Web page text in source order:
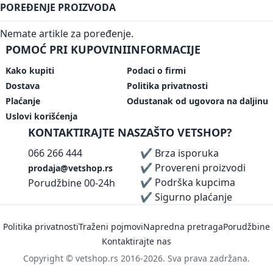
POREĐENJE PROIZVODA
Nemate artikle za poređenje.
POMOĆ PRI KUPOVINI
Kako kupiti
Dostava
Plaćanje
Uslovi korišćenja
INFORMACIJE
Podaci o firmi
Politika privatnosti
Odustanak od ugovora na daljinu
KONTAKTIRAJTE NAS
066 266 444
prodaja@vetshop.rs
Porudžbine 00-24h
ZAŠTO VETSHOP?
✔ Brza isporuka
✔ Provereni proizvodi
✔ Podrška kupcima
✔ Sigurno plaćanje
Politika privatnostiTraženi pojmoviNapredna pretragaPorudžbine
Kontaktirajte nas
Copyright © vetshop.rs 2016-2026. Sva prava zadržana.